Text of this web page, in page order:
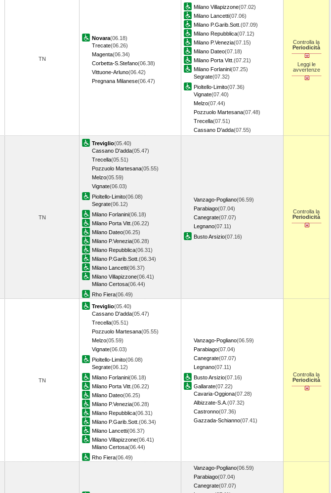
TN
Novara(06.18)
Trecate(06.26)
Magenta(06.34)
Corbetta-S.Stefano(06.38)
Vittuone-Arluno(06.42)
Pregnana Milanese(06.47)
Milano Villapizzone(07.02)
Milano Lancetti(07.06)
Milano P.Garib.Sott. (07.09)
Milano Repubblica(07.12)
Milano P.Venezia(07.15)
Milano Dateo(07.18)
Milano Porta Vitt. (07.21)
Milano Forlanini(07.25)
Segrate(07.32)
Pioltello-Limito(07.36)
Vignate(07.40)
Melzo(07.44)
Pozzuolo Martesana(07.48)
Trecella(07.51)
Cassano D'adda(07.55)
Controlla la
Periodicità
Leggi le
avvertenze
TN
Treviglio(05.40)
Cassano D'adda(05.47)
Trecella(05.51)
Pozzuolo Martesana(05.55)
Melzo(05.59)
Vignate(06.03)
Pioltello-Limito(06.08)
Segrate(06.12)
Milano Forlanini(06.18)
Milano Porta Vitt. (06.22)
Milano Dateo(06.25)
Milano P.Venezia(06.28)
Milano Repubblica(06.31)
Milano P.Garib.Sott. (06.34)
Milano Lancetti(06.37)
Milano Villapizzone(06.41)
Milano Certosa(06.44)
Rho Fiera(06.49)
Vanzago-Pogliano(06.59)
Parabiago(07.04)
Canegrate(07.07)
Legnano(07.11)
Busto Arsizio(07.16)
Controlla la
Periodicità
TN
Treviglio(05.40)
Cassano D'adda(05.47)
Trecella(05.51)
Pozzuolo Martesana(05.55)
Melzo(05.59)
Vignate(06.03)
Pioltello-Limito(06.08)
Segrate(06.12)
Milano Forlanini(06.18)
Milano Porta Vitt. (06.22)
Milano Dateo(06.25)
Milano P.Venezia(06.28)
Milano Repubblica(06.31)
Milano P.Garib.Sott. (06.34)
Milano Lancetti(06.37)
Milano Villapizzone(06.41)
Milano Certosa(06.44)
Rho Fiera(06.49)
Vanzago-Pogliano(06.59)
Parabiago(07.04)
Canegrate(07.07)
Legnano(07.11)
Busto Arsizio(07.16)
Gallarate(07.22)
Cavaria-Oggiona(07.28)
Albizzate-S.A. (07.32)
Castronno(07.36)
Gazzada-Schianno(07.41)
Controlla la
Periodicità
Vanzago-Pogliano(06.59)
Parabiago(07.04)
Canegrate(07.07)